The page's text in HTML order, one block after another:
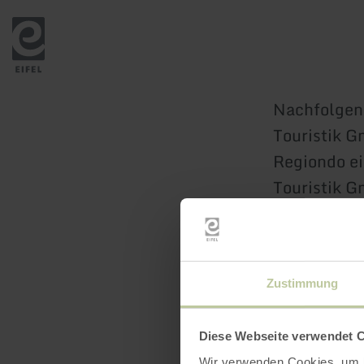
Zustimmung
Diese Webseite verwendet
Zurück
zur
Startseite
Touristik
Regiondo
Touristik